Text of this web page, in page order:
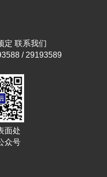
定 联系我们
/ 29193589
面处
众号